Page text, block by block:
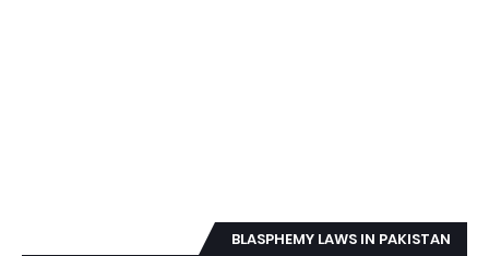
BLASPHEMY LAWS IN PAKISTAN